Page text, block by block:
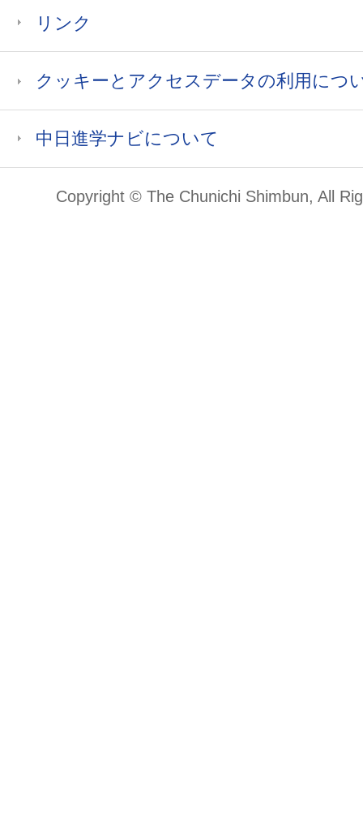
リンク
クッキーとアクセスデータの利用につ
中日進学ナビについて
Copyright © The Chunichi Shimbun, All